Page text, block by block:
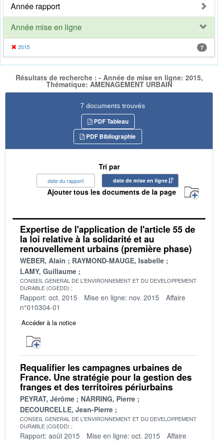
Année rapport
Année mise en ligne
2015 7
Résultats de recherche : - Année de mise en ligne: 2015,
Thématique: AMENAGEMENT URBAIN
7 documents trouvés
PDF Tableau
PDF Bibliographie
Tri par
date du rapport date de mise en ligne
Ajouter tous les documents de la page
Expertise de l'application de l'article 55 de
la loi relative à la solidarité et au
renouvellement urbains (première phase)
WEBER, Alain
RAYMOND-MAUGE, Isabelle
LAMY, Guillaume
CONSEIL GENERAL DE L'ENVIRONNEMENT ET DU DEVELOPPEMENT
DURABLE (CGEDD)
Rapport: oct. 2015 Mise en ligne: nov. 2015
Affaire
n°010304-01
Accéder à la notice
Requalifier les campagnes urbaines de
France. Une stratégie pour la gestion des
franges et des territoires périurbains
PEYRAT, Jérôme
NARRING, Pierre
DECOURCELLE, Jean-Pierre
CONSEIL GENERAL DE L'ENVIRONNEMENT ET DU DEVELOPPEMENT
DURABLE (CGEDD)
Rapport: août 2015 Mise en ligne: oct. 2015
Affaire